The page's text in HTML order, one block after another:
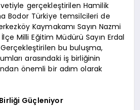
gerçekleştirilen Hamilik
Bodor Türkiye temsilcileri de
Kaymakamı Sayın Nazmi
Milli Eğitim Müdürü Sayın Erdal
bu buluşma,
arasındaki iş birliğinin
önemli bir adım olarak
Güçleniyor